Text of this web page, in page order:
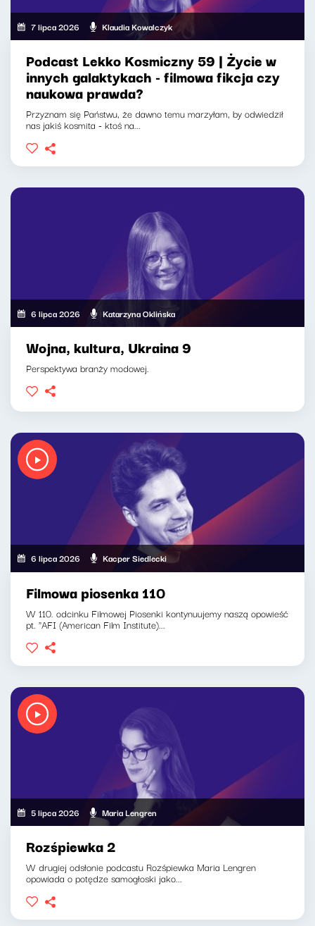
7 lipca 2026 Klaudia Kowalczyk
Podcast Lekko Kosmiczny 59 | Życie w
innych galaktykach - filmowa fikcja czy
naukowa prawda?
Przyznam się Państwu, że dawno temu marzyłam, by odwiedził
nas jakiś kosmita - ktoś na...
6 lipca 2026 Katarzyna Oklińska
Wojna, kultura, Ukraina 9
Perspektywa branży modowej.
6 lipca 2026 Kacper Siedlecki
Filmowa piosenka 110
W 110. odcinku Filmowej Piosenki kontynuujemy naszą opowieść
pt. "AFI (American Film Institute)...
5 lipca 2026 Maria Lengren
Rozśpiewka 2
W drugiej odsłonie podcastu Rozśpiewka Maria Lengren
opowiada o potędze samogłoski jako...